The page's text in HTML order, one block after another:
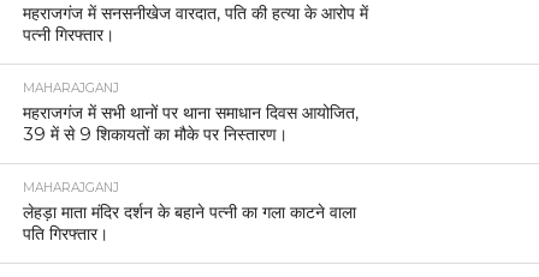
MAHARAJGANJ
महराजगंज में सनसनीखेज वारदात, पति की हत्या के आरोप में
पत्नी गिरफ्तार।
MAHARAJGANJ
महराजगंज में सभी थानों पर थाना समाधान दिवस आयोजित,
39 में से 9 शिकायतों का मौके पर निस्तारण।
MAHARAJGANJ
लेहड़ा माता मंदिर दर्शन के बहाने पत्नी का गला काटने वाला
पति गिरफ्तार।